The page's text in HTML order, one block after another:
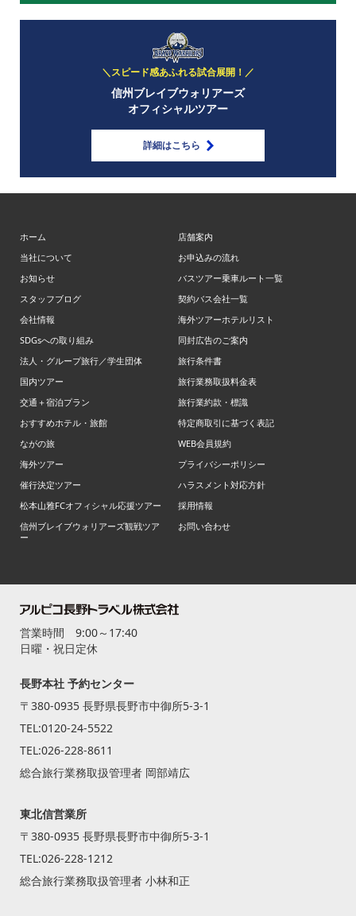
＼スピード感あふれる試合展開！／
信州ブレイブウォリアーズ
オフィシャルツアー
詳細はこちら
ホーム
当社について
お知らせ
スタッフブログ
会社情報
SDGsへの取り組み
法人・グループ旅行／学生団体
国内ツアー
交通＋宿泊プラン
おすすめホテル・旅館
ながの旅
海外ツアー
催行決定ツアー
松本山雅FCオフィシャル応援ツアー
信州ブレイブウォリアーズ観戦ツア
ー
店舗案内
お申込みの流れ
バスツアー乗車ルート一覧
契約バス会社一覧
海外ツアーホテルリスト
同封広告のご案内
旅行条件書
旅行業務取扱料金表
旅行業約款・標識
特定商取引に基づく表記
WEB会員規約
プライバシーポリシー
ハラスメント対応方針
採用情報
お問い合わせ
営業時間 9:00～17:40
日曜・祝日定休
長野本社 予約センター
〒380-0935 長野県長野市中御所5-3-1
TEL:0120-24-5522
TEL:026-228-8611
総合旅行業務取扱管理者 岡部靖広
東北信営業所
〒380-0935 長野県長野市中御所5-3-1
TEL:026-228-1212
総合旅行業務取扱管理者 小林和正